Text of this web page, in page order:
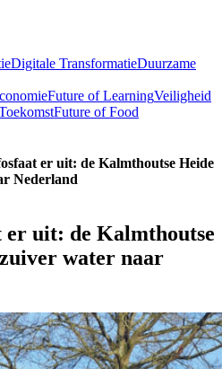
Digitale TransformatieDuurzame
Future of LearningVeiligheid
Future of Food
er uit: de Kalmthoutse Heide
Nederland
uit: de Kalmthoutse
water naar